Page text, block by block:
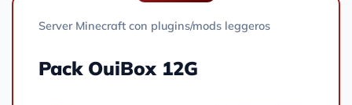
Server Minecraft con plugins/mods leggeros
Pack OuiBox 12G